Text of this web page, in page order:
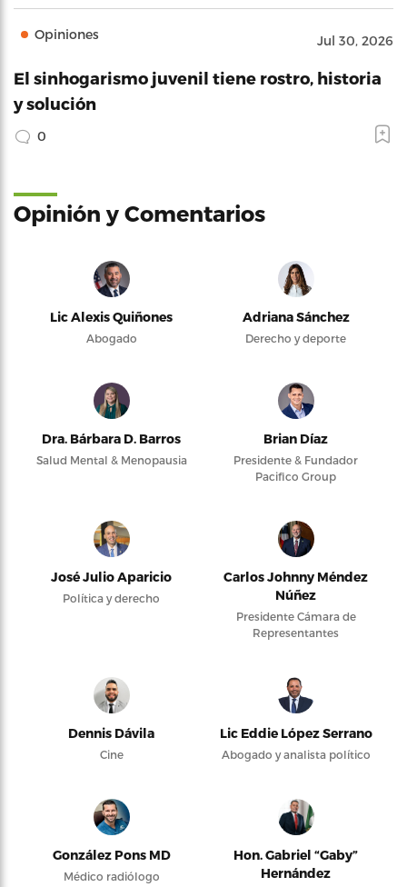
Opiniones Jul 30, 2026
El sinhogarismo juvenil tiene rostro, historia
y solución
0
Opinión y Comentarios
Lic Alexis Quiñones
Abogado
Adriana Sánchez
Derecho y deporte
Dra. Bárbara D. Barros
Salud Mental & Menopausia
Brian Díaz
Presidente & Fundador
Pacifico Group
José Julio Aparicio
Política y derecho
Carlos Johnny Méndez
Núñez
Presidente Cámara de
Representantes
Dennis Dávila
Cine
Lic Eddie López Serrano
Abogado y analista político
González Pons MD
Médico radiólogo
Hon. Gabriel “Gaby”
Hernández